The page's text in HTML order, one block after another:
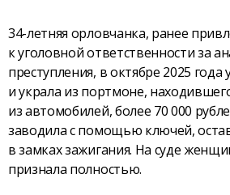
34-летняя орловчанка, ранее
к уголовной ответственности за
преступления, в октябре 2025
и украла из портмоне,
из автомобилей, более 70 000
заводила с помощью ключей,
в замках зажигания. На суде
признала полностью.